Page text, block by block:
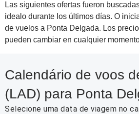
Las siguientes ofertas fueron
idealo durante los últimos días. O
de vuelos a Ponta Delgada. Los
pueden cambiar en cualquier
Calendário de voos
(LAD) para Ponta
Selecione uma data de viagem no